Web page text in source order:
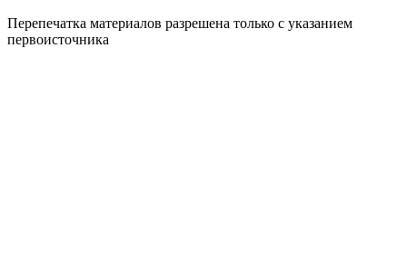
Перепечатка материалов разрешена только с указанием
первоисточника